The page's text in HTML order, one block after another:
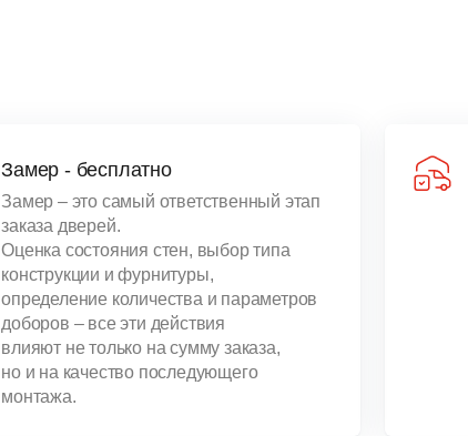
Замер - бесплатно
Замер – это самый ответственный этап
заказа дверей.
Оценка состояния стен, выбор типа
конструкции и фурнитуры,
определение количества и параметров
доборов – все эти действия
влияют не только на сумму заказа,
но и на качество последующего
монтажа.